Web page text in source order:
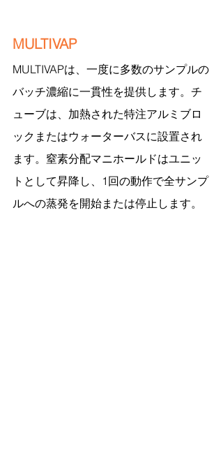
MULTIVAP
MULTIVAPは、一度に多数のサンプルの
バッチ濃縮に一貫性を提供します。チ
ューブは、加熱された特注アルミブロ
ックまたはウォーターバスに設置され
ます。窒素分配マニホールドはユニッ
トとして昇降し、1回の動作で全サンプ
ルへの蒸発を開始または停止します。